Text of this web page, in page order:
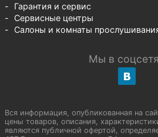
Гарантия и сервис
Сервисные центры
Салоны и комнаты
Мы в
Вся информация, опубликованная на
цены товаров, описания,
являются публичной офертой,